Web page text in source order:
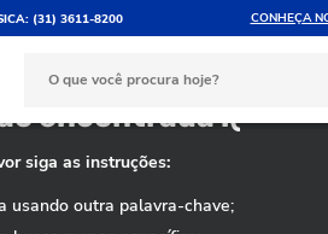
(31) 3611-8200 CONHEÇA
encontrada :(
siga as instruções:
usando outra palavra-chave;